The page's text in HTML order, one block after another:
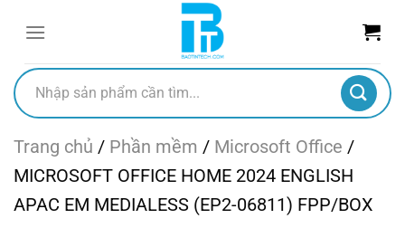
dungTìm
kiếm:
Trang chủ / Phần mềm / Microsoft Office /
MICROSOFT OFFICE HOME 2024 ENGLISH
APAC EM MEDIALESS (EP2-06811) FPP/BOX